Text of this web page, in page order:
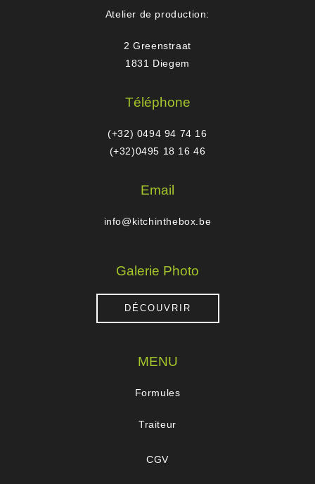
Atelier de production:
2 Greenstraat
1831 Diegem
Téléphone
(+32) 0494 94 74 16
(+32)0495 18 16 46
Email
info@kitchinthebox.be
Galerie Photo
DÉCOUVRIR
MENU
Formules
Traiteur
CGV